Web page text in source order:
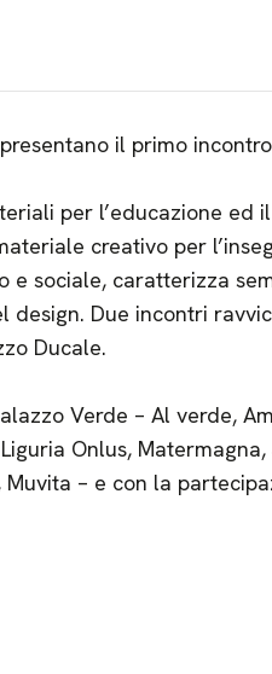
il primo
per l’educazione ed
creativo per
e sociale, caratterizza
design. Due incontri
Ducale.
Verde – Al verde,
Onlus, Matermagna,
– e con la